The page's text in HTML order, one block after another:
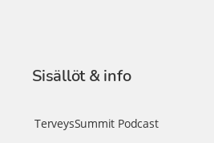
Sisällöt & info
TerveysSummit Podcast